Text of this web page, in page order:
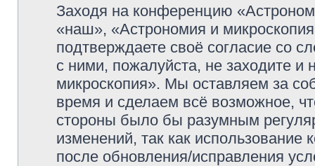
Заходя на конференцию
«наш», «Астрономия и
подтверждаете своё согласие со
с ними, пожалуйста, не заходите
микроскопия». Мы оставляем за
время и сделаем всё возможное,
стороны было бы разумным
изменений, так как
после обновления/исправления